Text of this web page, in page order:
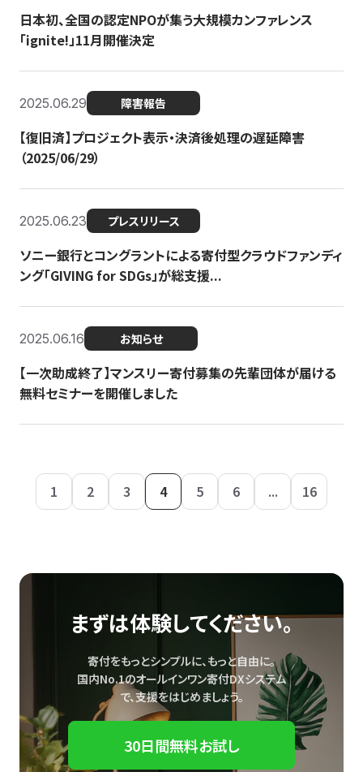
日本初、全国の認定NPOが集う大規模カンファレンス
「ignite!」11月開催決定
2025.06.29 障害報告
【復旧済】プロジェクト表示・決済後処理の遅延障害
（2025/06/29）
2025.06.23 プレスリリース
ソニー銀行とコングラントによる寄付型クラウドファンディ
ング「GIVING for SDGs」が総支援...
2025.06.16 お知らせ
【一次助成終了】マンスリー寄付募集の先輩団体が届ける
無料セミナーを開催しました
1 2 3 4 5 6 ... 16
まずは体験してください。
寄付をもっとシンプルに、もっと自由に。
国内No.1のオールインワン寄付DXシステム
で、支援をはじめましょう。
30日間無料お試し